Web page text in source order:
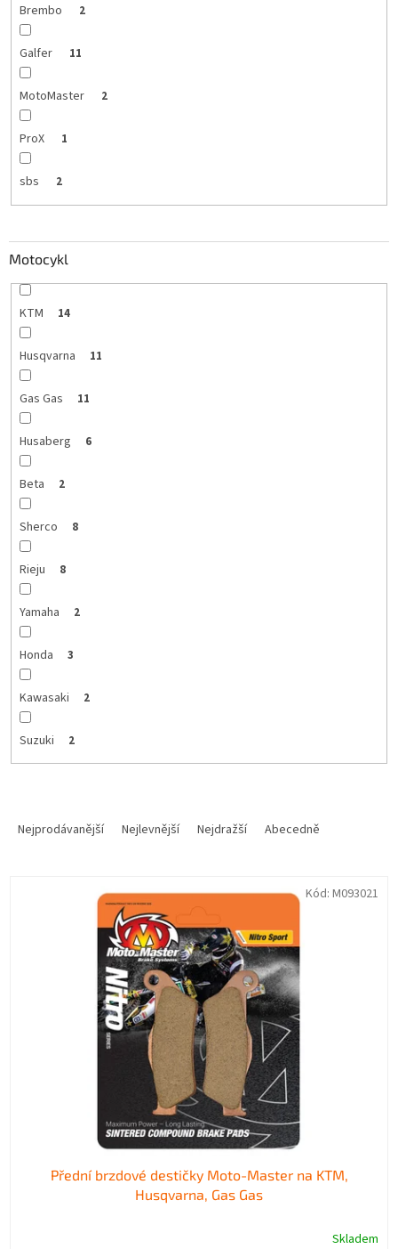
Brembo 2
Galfer 11
MotoMaster 2
ProX 1
sbs 2
Motocykl
KTM 14
Husqvarna 11
Gas Gas 11
Husaberg 6
Beta 2
Sherco 8
Rieju 8
Yamaha 2
Honda 3
Kawasaki 2
Suzuki 2
Nejprodávanější Nejlevnější Nejdražší Abecedně
Přední brzdové destičky Moto-Master na KTM,
Husqvarna, Gas Gas
Skladem
Kód: M093021